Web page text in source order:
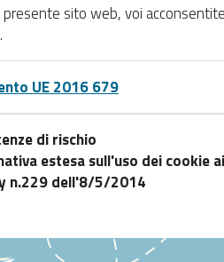
presente sito web, voi
UE 2016 679
di rischio
estesa sull'uso dei cookie
n.229 dell'8/5/2014